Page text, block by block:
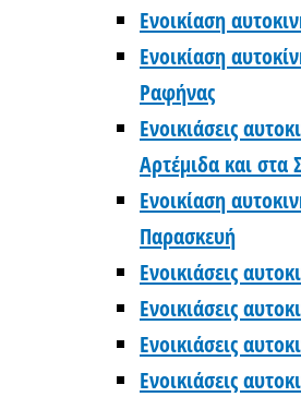
Ενοικίαση
Ενοικίαση
Ραφήνας
Ενοικιάσεις
Αρτέμιδα και στα
Ενοικίαση
Παρασκευή
Ενοικιάσεις
Ενοικιάσεις
Ενοικιάσεις
Ενοικιάσεις